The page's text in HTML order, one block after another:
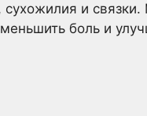
и
боль и